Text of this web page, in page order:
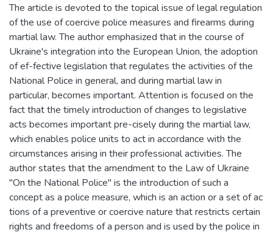
The article is devoted to the topical issue of legal regulation
of the use of coercive police measures and firearms during
martial law. The author emphasized that in the course of
Ukraine's integration into the European Union, the adoption
of ef-fective legislation that regulates the activities of the
National Police in general, and during martial law in
particular, becomes important. Attention is focused on the
fact that the timely introduction of changes to legislative
acts becomes important pre-cisely during the martial law,
which enables police units to act in accordance with the
circumstances arising in their professional activities. The
author states that the amendment to the Law of Ukraine
"On the National Police" is the introduction of such a
concept as a police measure, which is an action or a set of ac
tions of a preventive or coercive nature that restricts certain
rights and freedoms of a person and is used by the police in